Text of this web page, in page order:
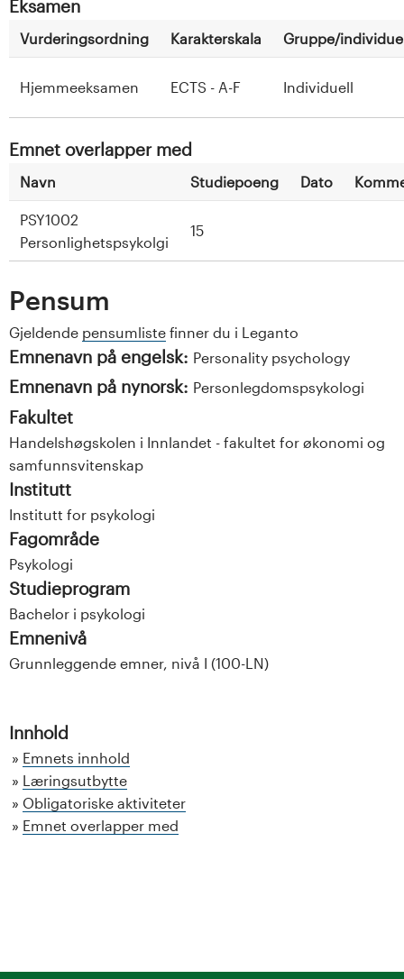
Eksamen
Vurderingsordning Karakterskala Gruppe/
Hjemmeeksamen ECTS - A-F Individuell
Emnet overlapper med
Navn Studiepoeng Dato
PSY1002
Personlighetspsykolgi
15
Pensum
Gjeldende pensumliste finner du i Leganto
Emnenavn på engelsk: Personality psychology
Emnenavn på nynorsk: Personlegdomspsykologi
Fakultet
Handelshøgskolen i Innlandet - fakultet for økonomi og
samfunnsvitenskap
Institutt
Institutt for psykologi
Fagområde
Psykologi
Studieprogram
Bachelor i psykologi
Emnenivå
Grunnleggende emner, nivå I (100-LN)
Innhold
Emnets innhold
Læringsutbytte
Obligatoriske aktiviteter
Emnet overlapper med